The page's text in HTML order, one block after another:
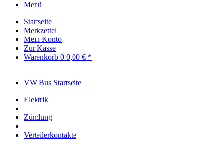
Menü
Startseite
Merkzettel
Mein Konto
Zur Kasse
Warenkorb 0 0,00 € *
VW Bus Startseite
Elektrik
Zündung
Verteilerkontakte